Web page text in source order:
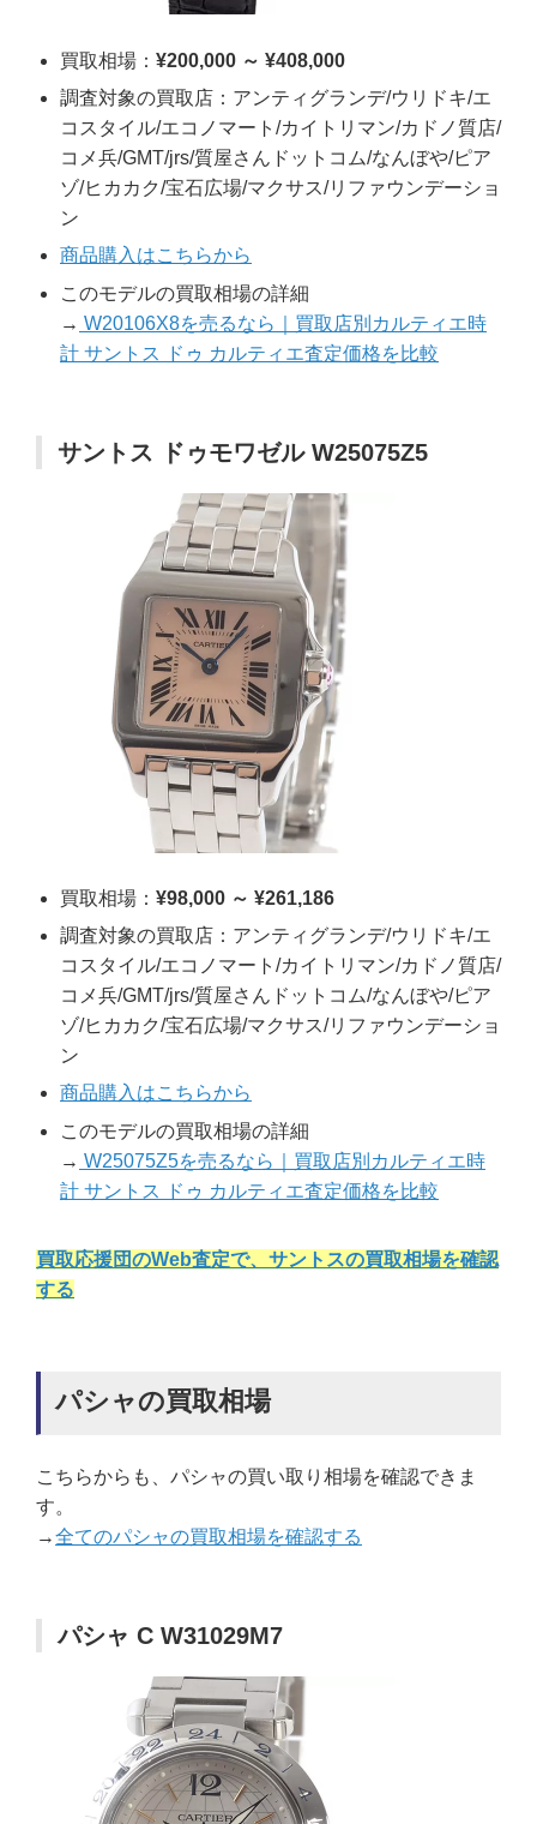
買取相場： ¥200,000 ～ ¥408,000
調査対象の買取店：アンティグランデ/ウリドキ/エ
コスタイル/エコノマート/カイトリマン/カドノ質店/
コメ兵/GMT/jrs/質屋さんドットコム/なんぼや/ピア
ゾ/ヒカカク/宝石広場/マクサス/リファウンデーショ
ン
商品購入はこちらから
このモデルの買取相場の詳細
→ W20106X8を売るなら｜買取店別カルティエ時
計 サントス ドゥ カルティエ査定価格を比較
サントス ドゥモワゼル W25075Z5
買取相場： ¥98,000 ～ ¥261,186
調査対象の買取店：アンティグランデ/ウリドキ/エ
コスタイル/エコノマート/カイトリマン/カドノ質店/
コメ兵/GMT/jrs/質屋さんドットコム/なんぼや/ピア
ゾ/ヒカカク/宝石広場/マクサス/リファウンデーショ
ン
商品購入はこちらから
このモデルの買取相場の詳細
→ W25075Z5を売るなら｜買取店別カルティエ時
計 サントス ドゥ カルティエ査定価格を比較
買取応援団のWeb査定で、サントスの買取相場を確認
する
パシャの買取相場
こちらからも、パシャの買い取り相場を確認できま
す。
→全てのパシャの買取相場を確認する
パシャ C W31029M7